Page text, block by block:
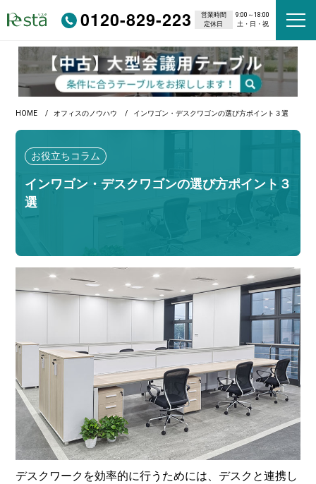
0120-829-223 営業時間
9:00～18:00
定休日
土・日・祝
HOME オフィスのノウハウ インワゴン・デスクワゴンの選び方ポイント３選
インワゴン・デスクワゴンの選び方ポイント３
選
お役立ちコラム
デスクワークを効率的に行うためには、デスクと連携し